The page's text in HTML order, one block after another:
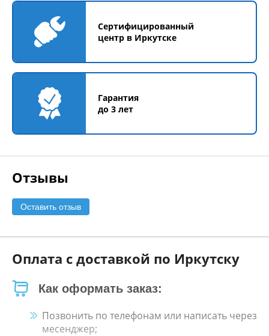
Сертифицированный
центр в Иркутске
Гарантия
до 3 лет
Отзывы
Оставить отзыв
Оплата с доставкой по Иркутску
Как оформать заказ:
Позвонить по телефонам или написать через
месенджер;